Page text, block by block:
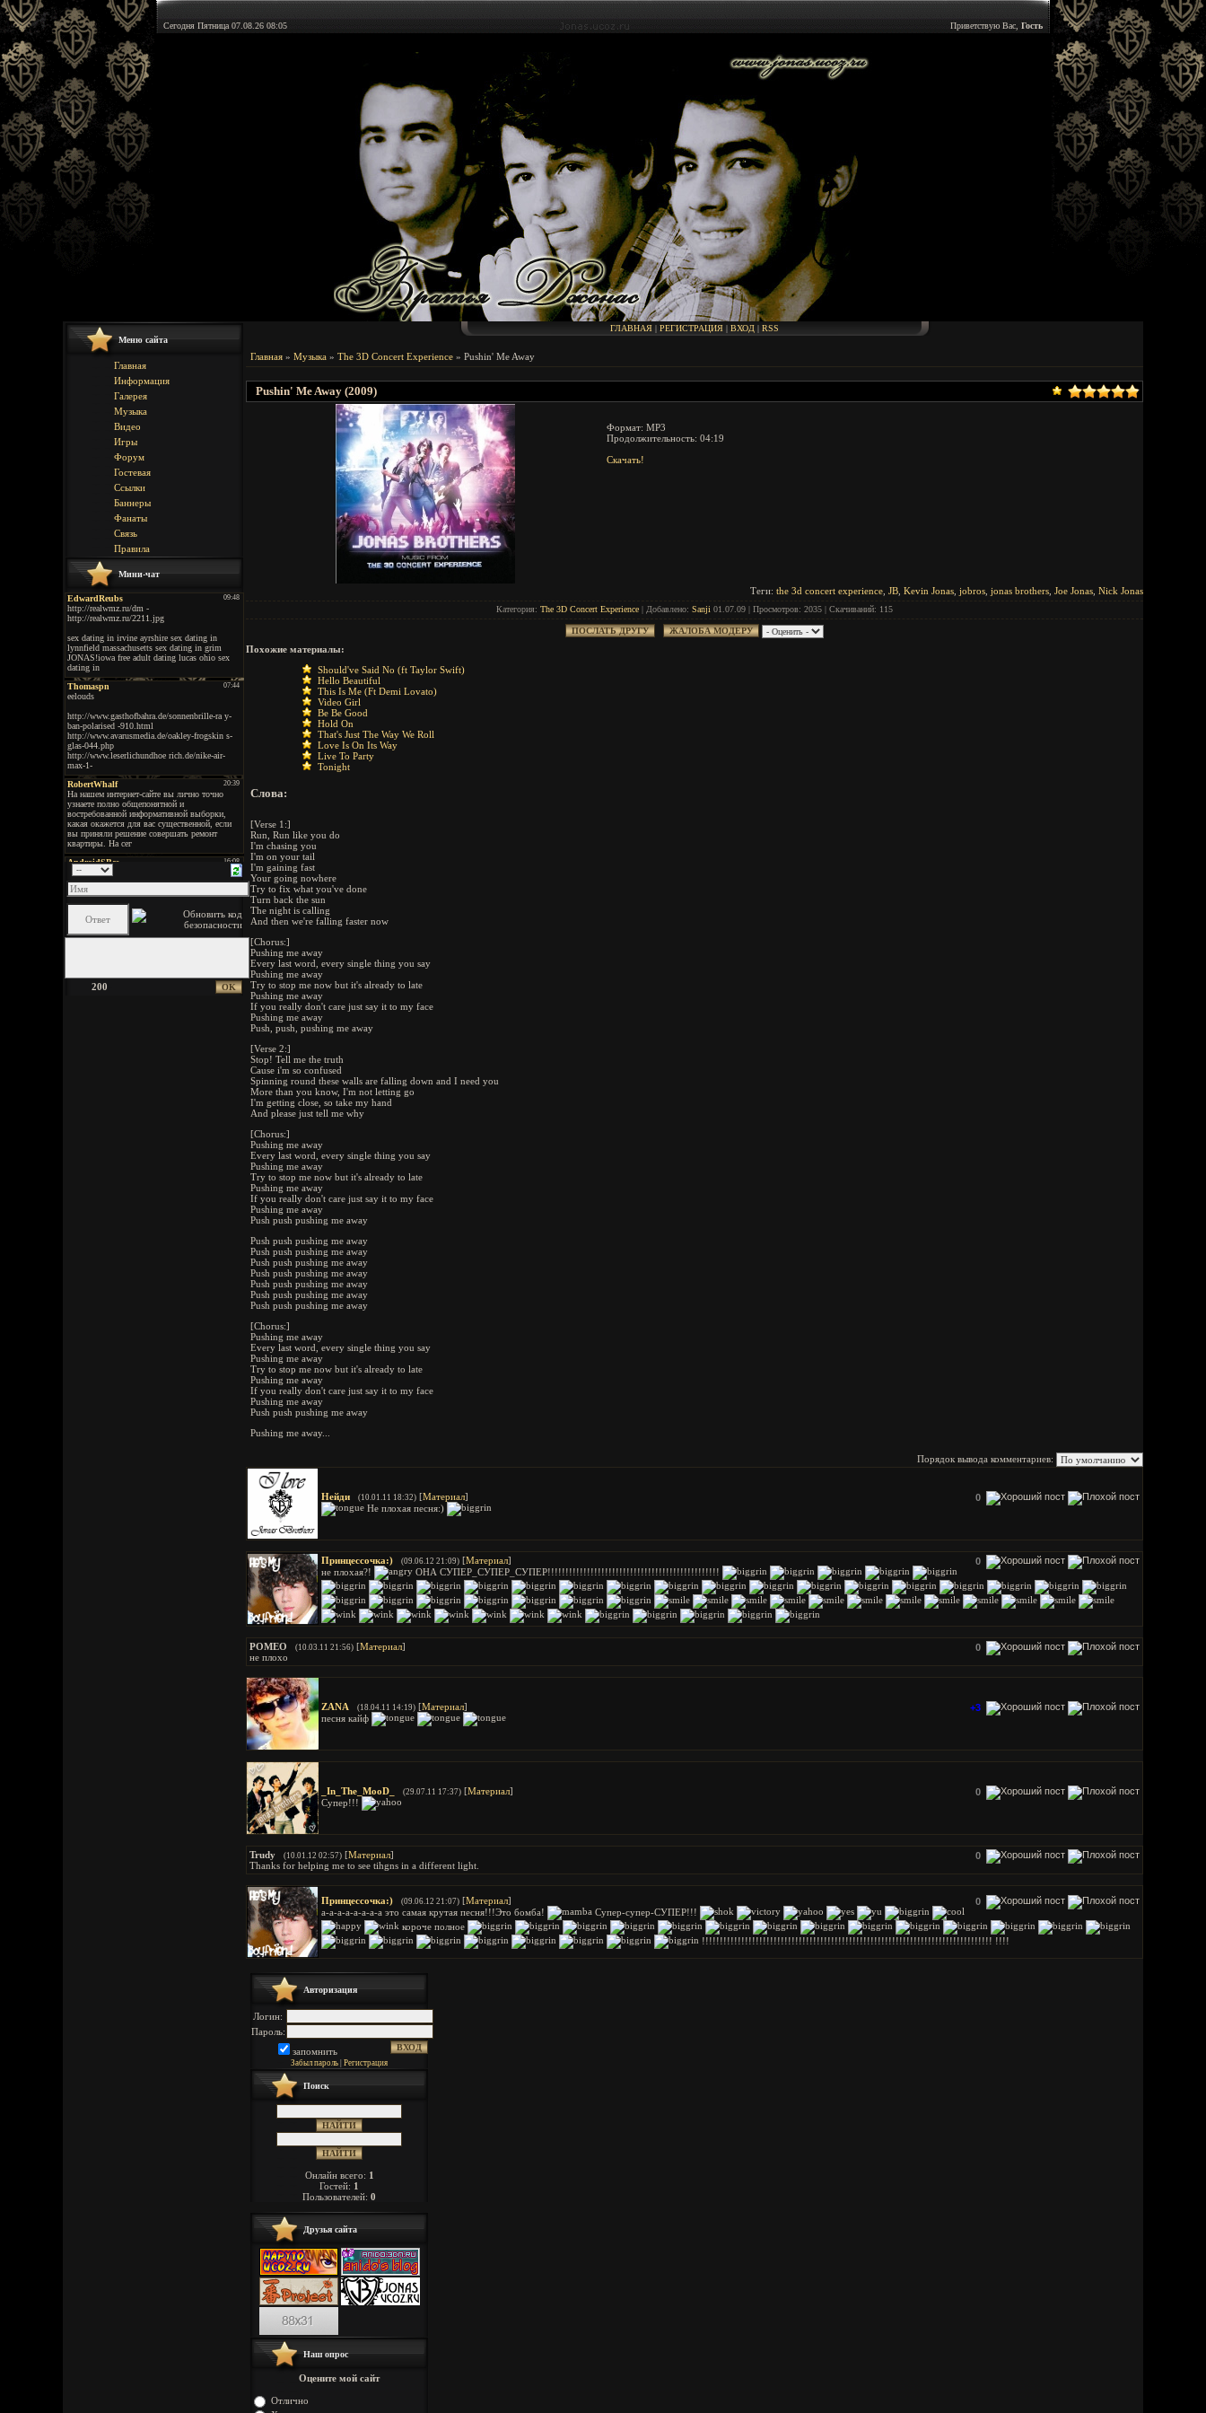
Сегодня Пятница 07.08.26 08:05 Приветствую Вас, Гость
Меню сайта
Главная
Информация
Галерея
Музыка
Видео
Игры
Форум
Гостевая
Ссылки
Баннеры
Фанаты
Связь
Правила
Мини-чат
200
ГЛАВНАЯ | РЕГИСТРАЦИЯ | ВХОД | RSS
Главная » Музыка » The 3D Concert Experience » Pushin' Me Away
Pushin' Me Away (2009)
Формат: MP3
Продолжительность: 04:19
Скачать!
Теги: the 3d concert experience JB Kevin Jonas jobros jonas brothers Joe Jonas Nick Jonas
Категория: The 3D Concert Experience | Добавлено: Sanji 01.07.09 | Просмотров: 2035 | Скачиваний: 115
Похожие материалы:
Should've Said No (ft Taylor Swift)
Hello Beautiful
This Is Me (Ft Demi Lovato)
Video Girl
Be Be Good
Hold On
That's Just The Way We Roll
Love Is On Its Way
Live To Party
Tonight
Слова:
[Verse 1:]
Run, Run like you do
I'm chasing you
I'm on your tail
I'm gaining fast
Your going nowhere
Try to fix what you've done
Turn back the sun
The night is calling
And then we're falling faster now
[Chorus:]
Pushing me away
Every last word, every single thing you say
Pushing me away
Try to stop me now but it's already to late
Pushing me away
If you really don't care just say it to my face
Pushing me away
Push, push, pushing me away
[Verse 2:]
Stop! Tell me the truth
Cause i'm so confused
Spinning round these walls are falling down and I need you
More than you know, I'm not letting go
I'm getting close, so take my hand
And please just tell me why
[Chorus:]
Pushing me away
Every last word, every single thing you say
Pushing me away
Try to stop me now but it's already to late
Pushing me away
If you really don't care just say it to my face
Pushing me away
Push push pushing me away
Push push pushing me away
Push push pushing me away
Push push pushing me away
Push push pushing me away
Push push pushing me away
Push push pushing me away
Push push pushing me away
[Chorus:]
Pushing me away
Every last word, every single thing you say
Pushing me away
Try to stop me now but it's already to late
Pushing me away
If you really don't care just say it to my face
Pushing me away
Push push pushing me away
Pushing me away...
Порядок вывода комментариев:
0
Нейди (10.01.11 18:32) [Материал]
Не плохая песня:)
0
Принцессочка:) (09.06.12 21:09) [Материал]
не плохая?!
ОНА СУПЕР_СУПЕР_СУПЕР!!!!!!!!!!!!!!!!!!!!!!!!!!!!!!!!!!!!!!!!!!!!!!!!
0
РОМЕО (10.03.11 21:56) [Материал]
не плохо
+3
ZANA (18.04.11 14:19) [Материал]
песня кайф
0
_In_The_MooD_ (29.07.11 17:37) [Материал]
Супер!!!
0
Trudy (10.01.12 02:57) [Материал]
Thanks for helping me to see tihgns in a different light.
0
Принцессочка:) (09.06.12 21:07) [Материал]
а-а-а-а-а-а-а-а это самая крутая песня!!!Это бомба!
Супер-супер-СУПЕР!!!
короче полное
!!!!!!!!!!!!!!!!!!!!!!!!!!!!!!!!!!!!!!!!!!!!!!!!!!!!!!!!!!!!!!!!!!!!!!!!!!!!!!!!! !!!!
Авторизация
Логин:
Пароль:
запомнить
Забыл пароль Регистрация
Поиск
Онлайн всего: 1
Гостей: 1
Пользователей: 0
Друзья сайта
Наш опрос
Оцените мой сайт
Отлично